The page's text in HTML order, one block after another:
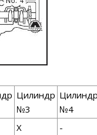
Цилиндр
№3
№4
X -